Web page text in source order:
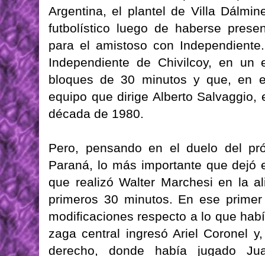
Argentina, el plantel de Villa
futbolístico luego de haberse
para el amistoso con
Independiente de Chivilcoy, en
bloques de 30 minutos y que, en
equipo que dirige Alberto
década de 1980.
Pero, pensando en el duelo del
Paraná, lo más importante que dejó
que realizó Walter Marchesi en la
primeros 30 minutos. En ese
modificaciones respecto a lo que
zaga central ingresó Ariel Coronel
derecho, donde había jugado